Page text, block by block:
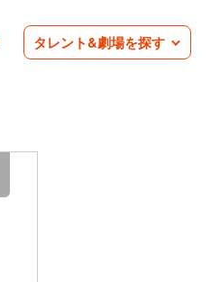
タレント&劇場を探す